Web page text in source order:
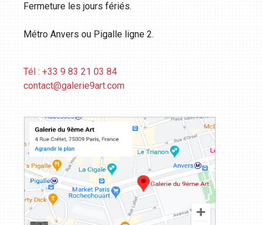
Fermeture les jours fériés.
Métro Anvers ou Pigalle ligne 2.
Tél : +33 9 83 21 03 84
contact@galerie9art.com